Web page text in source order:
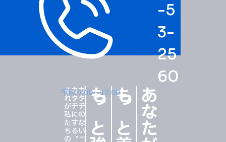
-5
3-
25
60
平日 9:00〜17:00
カタチにする。